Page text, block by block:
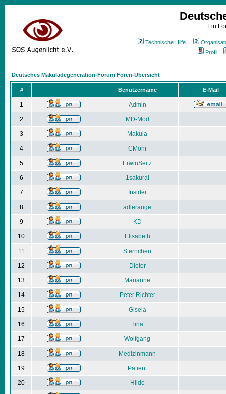
Ein
Technische Hilfe
Profil
Deutsches Makuladegeneration-Forum Foren-Übersicht
# Benutzername E-Mail
1 Admin
2 MD-Mod
3 Makula
4 CMohr
5 ErwinSeitz
6 1sakurai
7 Insider
8 adlerauge
9 KD
10 Elisabeth
11 Sternchen
12 Dieter
13 Marianne
14 Peter Richter
15 Gisela
16 Tina
17 Wolfgang
18 Medizinmann
19 Patient
20 Hilde